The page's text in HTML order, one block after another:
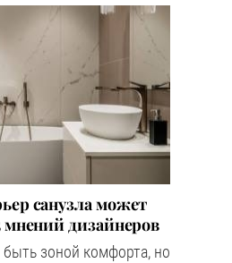
санузла может
мнений дизайнеров
зоной комфорта, но